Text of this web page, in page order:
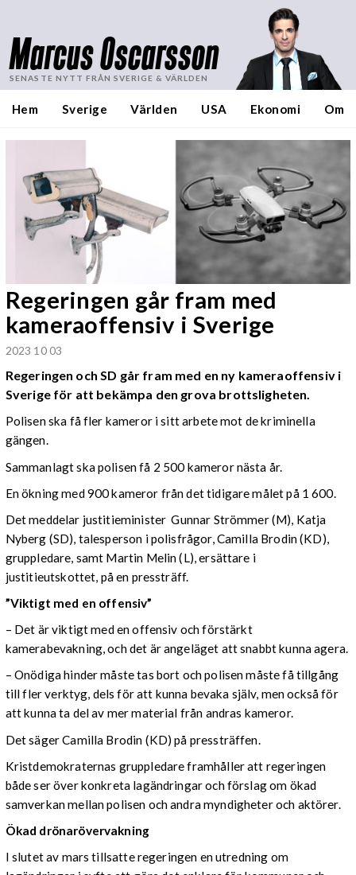
Marcus Oscarsson
SENASTE NYTT FRÅN SVERIGE & VÄRLDEN
Hem Sverige Världen USA Ekonomi Om
Regeringen går fram med
kameraoffensiv i Sverige
2023 10 03
Regeringen och SD går fram med en ny kameraoffensiv i
Sverige för att bekämpa den grova brottsligheten.
Polisen ska få fler kameror i sitt arbete mot de kriminella
gängen.
Sammanlagt ska polisen få 2 500 kameror nästa år.
En ökning med 900 kameror från det tidigare målet på 1 600.
Det meddelar justitieminister Gunnar Strömmer (M), Katja
Nyberg (SD), talesperson i polisfrågor, Camilla Brodin (KD),
gruppledare, samt Martin Melin (L), ersättare i
justitieutskottet, på en pressträff.
”Viktigt med en offensiv”
– Det är viktigt med en offensiv och förstärkt
kamerabevakning, och det är angeläget att snabbt kunna agera.
– Onödiga hinder måste tas bort och polisen måste få tillgång
till fler verktyg, dels för att kunna bevaka själv, men också för
att kunna ta del av mer material från andras kameror.
Det säger Camilla Brodin (KD) på pressträffen.
Kristdemokraternas gruppledare framhåller att regeringen
både ser över konkreta lagändringar och förslag om ökad
samverkan mellan polisen och andra myndigheter och aktörer.
Ökad drönarövervakning
I slutet av mars tillsatte regeringen en utredning om